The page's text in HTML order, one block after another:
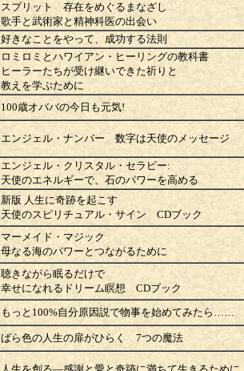
スプリット 存在をめぐるまなざし
歌手と武術家と精神科医の出会い
好きなことをやって、成功する法則
ロミロミとハワイアン・ヒーリングの教科書
ヒーラーたちが受け継いできた祈りと
教えを学ぶために
100歳オババの今日も元気!
エンジェル・ナンバー 数字は天使のメッセージ
エンジェル・クリスタル・セラピー:
天使のエネルギーで、石のパワーを高める
新版 人生に奇跡を起こす
天使のスピリチュアル・サイン CDブック
マーメイド・マジック
母なる海のパワーとつながるために
聴きながら眠るだけで
幸せになれるドリーム瞑想 CDブック
もっと100%自分原因説で物事を始めてみたら……
ばら色の人生の扉がひらく 7つの魔法